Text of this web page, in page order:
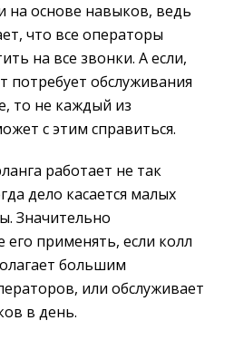
на основе навыков, ведь
что все операторы
на все звонки. А если,
потребует обслуживания
то не каждый из
с этим справиться.
работает не так
дело касается малых
Значительно
его применять, если колл
большим
или обслуживает
в день.